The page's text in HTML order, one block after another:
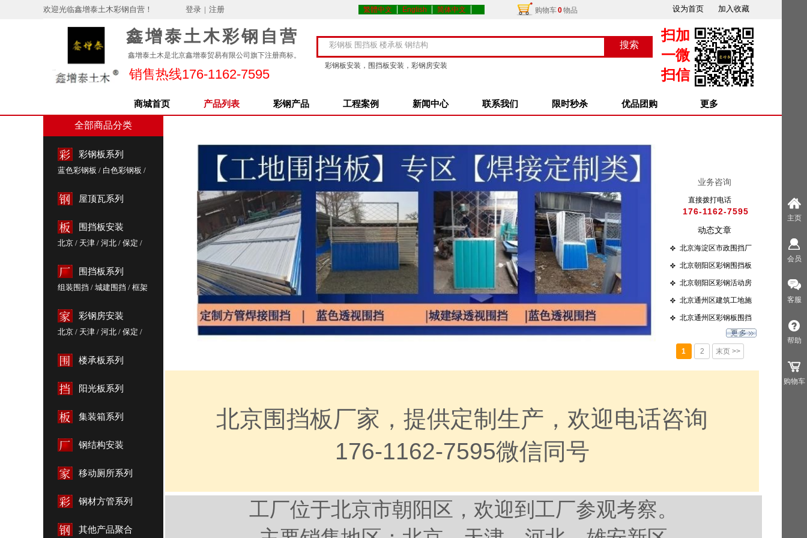
登录 | 注册 购物车0物品
欢迎光临鑫增泰土木彩钢自营！ 设为首页 加入收藏
繁體中文 English 简体中文
鑫增泰土木彩钢自营
鑫增泰土木是北京鑫增泰贸易有限公司旗下注册商标。
按钮文本
搜索
彩钢板安装，围挡板安装，彩钢房安装
销售热线176-1162-7595
扫加
一微
扫信
商城首页 产品列表 彩钢产品 工程案例 新闻中心 联系我们 限时秒杀 优品团购 更多
全部商品分类
彩钢板系列
蓝色彩钢板 / 白色彩钢板 /
城建绿彩钢 / 红色彩钢板
屋顶瓦系列
围挡板安装
北京 / 天津 / 河北 / 保定 /
围挡板系列
组装围挡 / 城建围挡 / 框架
/ 彩钢围挡彩钢房安装
北京 / 天津 / 河北 / 保定 /
楼承板系列
阳光板系列
集装箱系列
钢结构安装
移动厕所系列
钢材方管系列
其他产品聚合
业务咨询
直接拨打电话
176-1162-7595
动态文章
北京海淀区市政围挡厂
家
北京朝阳区彩钢围挡板
安
北京朝阳区彩钢活动房
安
北京通州区建筑工地施
工
北京通州区彩钢板围挡
1 2 末页 >>
北京围挡板厂家，提供定制生产，欢迎电话咨询
176-1162-7595微信同号
工厂位于北京市朝阳区，欢迎到工厂参观考察。
主页
会员
客服
帮助
购物车